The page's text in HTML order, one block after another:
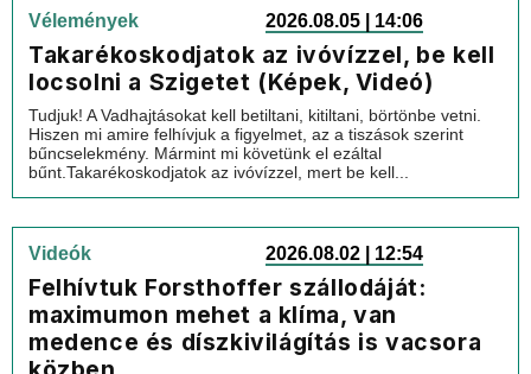
Vélemények 2026.08.05 | 14:06
Takarékoskodjatok az ivóvízzel, be kell
locsolni a Szigetet (Képek, Videó)
Tudjuk! A Vadhajtásokat kell betiltani, kitiltani, börtönbe vetni.
Hiszen mi amire felhívjuk a figyelmet, az a tiszások szerint
bűncselekmény. Mármint mi követünk el ezáltal
bűnt.Takarékoskodjatok az ivóvízzel, mert be kell...
Videók 2026.08.02 | 12:54
Felhívtuk Forsthoffer szállodáját:
maximumon mehet a klíma, van
medence és díszkivilágítás is vacsora